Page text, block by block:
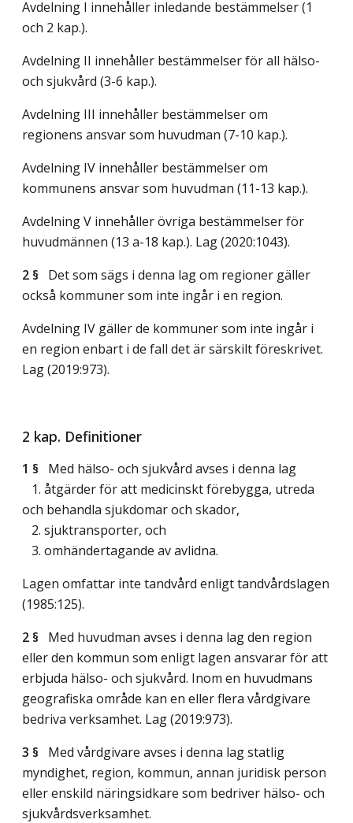
Avdelning I innehåller inledande bestämmelser (1
och 2 kap.).
Avdelning II innehåller bestämmelser för all hälso-
och sjukvård (3-6 kap.).
Avdelning III innehåller bestämmelser om
regionens ansvar som huvudman (7-10 kap.).
Avdelning IV innehåller bestämmelser om
kommunens ansvar som huvudman (11-13 kap.).
Avdelning V innehåller övriga bestämmelser för
huvudmännen (13 a-18 kap.). Lag (2020:1043).
2 § Det som sägs i denna lag om regioner gäller
också kommuner som inte ingår i en region.
Avdelning IV gäller de kommuner som inte ingår i
en region enbart i de fall det är särskilt föreskrivet.
Lag (2019:973).
2 kap. Definitioner
1 § Med hälso- och sjukvård avses i denna lag
1. åtgärder för att medicinskt förebygga, utreda
och behandla sjukdomar och skador,
2. sjuktransporter, och
3. omhändertagande av avlidna.
Lagen omfattar inte tandvård enligt tandvårdslagen
(1985:125).
2 § Med huvudman avses i denna lag den region
eller den kommun som enligt lagen ansvarar för att
erbjuda hälso- och sjukvård. Inom en huvudmans
geografiska område kan en eller flera vårdgivare
bedriva verksamhet. Lag (2019:973).
3 § Med vårdgivare avses i denna lag statlig
myndighet, region, kommun, annan juridisk person
eller enskild näringsidkare som bedriver hälso- och
sjukvårdsverksamhet.